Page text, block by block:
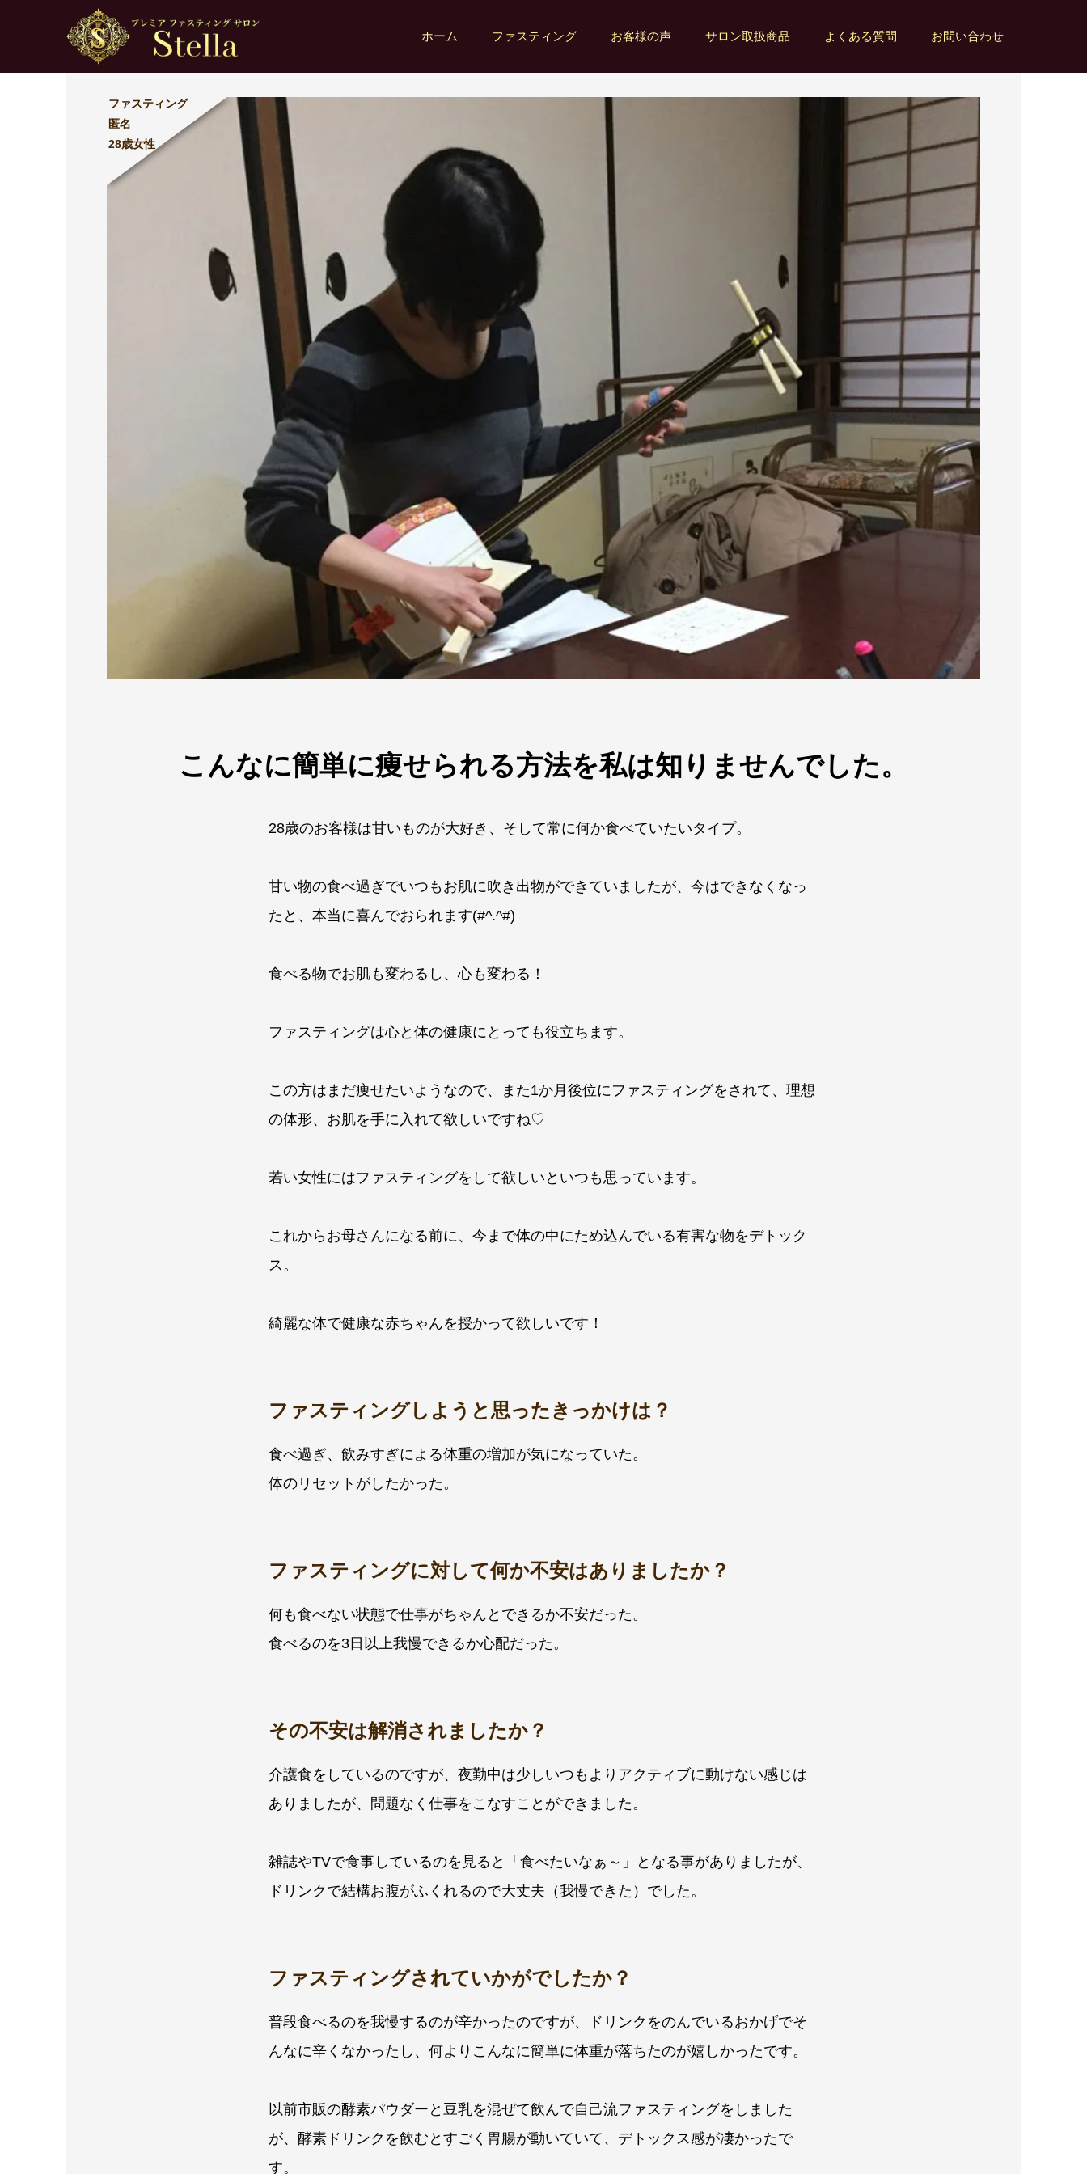
ホーム ファスティング お客様の声 サロン取扱商品 よくある質問 お問い合わせ
ファスティング
匿名
28歳女性
こんなに簡単に痩せられる方法を私は知りませんでした。
28歳のお客様は甘いものが大好き、そして常に何か食べていたいタイプ。
甘い物の食べ過ぎでいつもお肌に吹き出物ができていましたが、今はできなくなっ
たと、本当に喜んでおられます(#^.^#)
食べる物でお肌も変わるし、心も変わる！
ファスティングは心と体の健康にとっても役立ちます。
この方はまだ痩せたいようなので、また1か月後位にファスティングをされて、理想
の体形、お肌を手に入れて欲しいですね♡
若い女性にはファスティングをして欲しいといつも思っています。
これからお母さんになる前に、今まで体の中にため込んでいる有害な物をデトック
ス。
綺麗な体で健康な赤ちゃんを授かって欲しいです！
ファスティングしようと思ったきっかけは？
食べ過ぎ、飲みすぎによる体重の増加が気になっていた。
体のリセットがしたかった。
ファスティングに対して何か不安はありましたか？
何も食べない状態で仕事がちゃんとできるか不安だった。
食べるのを3日以上我慢できるか心配だった。
その不安は解消されましたか？
介護食をしているのですが、夜勤中は少しいつもよりアクティブに動けない感じは
ありましたが、問題なく仕事をこなすことができました。
雑誌やTVで食事しているのを見ると「食べたいなぁ～」となる事がありましたが、
ドリンクで結構お腹がふくれるので大丈夫（我慢できた）でした。
ファスティングされていかがでしたか？
普段食べるのを我慢するのが辛かったのですが、ドリンクをのんでいるおかげでそ
んなに辛くなかったし、何よりこんなに簡単に体重が落ちたのが嬉しかったです。
以前市販の酵素パウダーと豆乳を混ぜて飲んで自己流ファスティングをしました
が、酵素ドリンクを飲むとすごく胃腸が動いていて、デトックス感が凄かったで
す。